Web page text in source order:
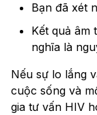
Bạn đã xét
Kết quả âm
nghĩa là
Nếu sự lo lắng
cuộc sống và
gia tư vấn HIV